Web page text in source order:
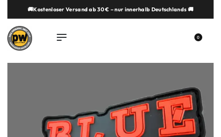
springen🚚Kostenloser Versand ab 30 € – nur innerhalb Deutschlands 🚚
0